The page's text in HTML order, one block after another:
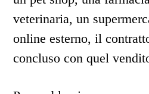
veterinaria, un
online esterno, il
concluso con quel